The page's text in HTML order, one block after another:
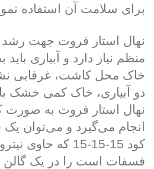
برای سلامت آن استفاده
نهال استار فروت جهت رشد
منظم نیاز دارد و آبیاری
خاک محل کاشت، غرقابی
دو آبیاری، خاک کمی خشک
نهال استار فروت به صورت
انجام می‌گیرد و می‌توان
کود 15-15-15 که
فسفات است را در یک